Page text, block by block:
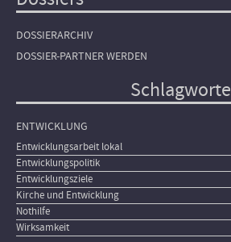
DOSSIERARCHIV
DOSSIER-PARTNER WERDEN
Schlagworte
ENTWICKLUNG
Entwicklungsarbeit lokal
Entwicklungspolitik
Entwicklungsziele
Kirche und Entwicklung
Nothilfe
Wirksamkeit